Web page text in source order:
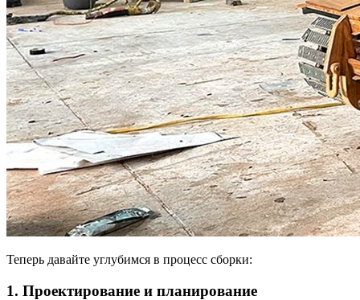
Теперь давайте углубимся в процесс сборки:
1. Проектирование и планирование